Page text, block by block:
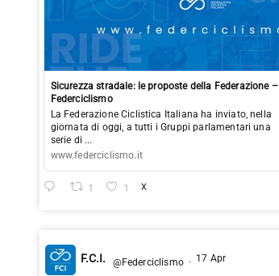
Sicurezza stradale: le proposte della Federazione –
Federciclismo
La Federazione Ciclistica Italiana ha inviato, nella
giornata di oggi, a tutti i Gruppi parlamentari una
serie di ...
www.federciclismo.it
1 1 X
F.C.I. @Federciclismo · 17 Apr